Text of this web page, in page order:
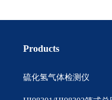
Products
硫化氢气体检测仪